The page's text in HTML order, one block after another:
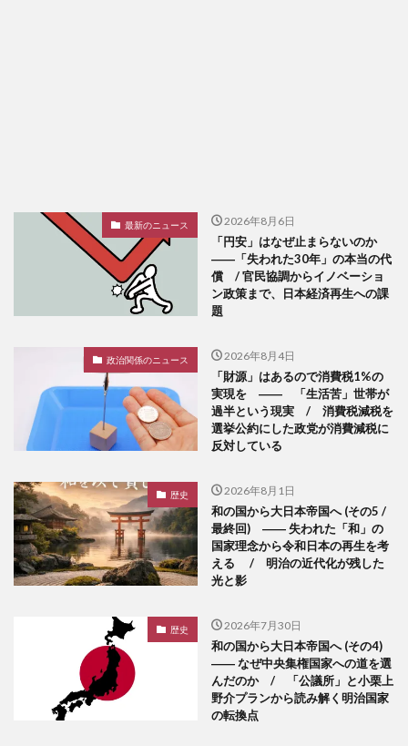
最新のニュース 2026年8月6日
「円安」はなぜ止まらないのか
――「失われた30年」の本当の代
償 / 官民協調からイノベーショ
ン政策まで、日本経済再生への課
題
政治関係のニュース 2026年8月4日
「財源」はあるので消費税1%の
実現を ―― 「生活苦」世帯が
過半という現実 / 消費税減税を
選挙公約にした政党が消費減税に
反対している
歴史 2026年8月1日
和の国から大日本帝国へ (その5 /
最終回) ―― 失われた「和」の
国家理念から令和日本の再生を考
える / 明治の近代化が残した
光と影
歴史 2026年7月30日
和の国から大日本帝国へ (その4)
―― なぜ中央集権国家への道を選
んだのか / 「公議所」と小栗上
野介プランから読み解く明治国家
の転換点